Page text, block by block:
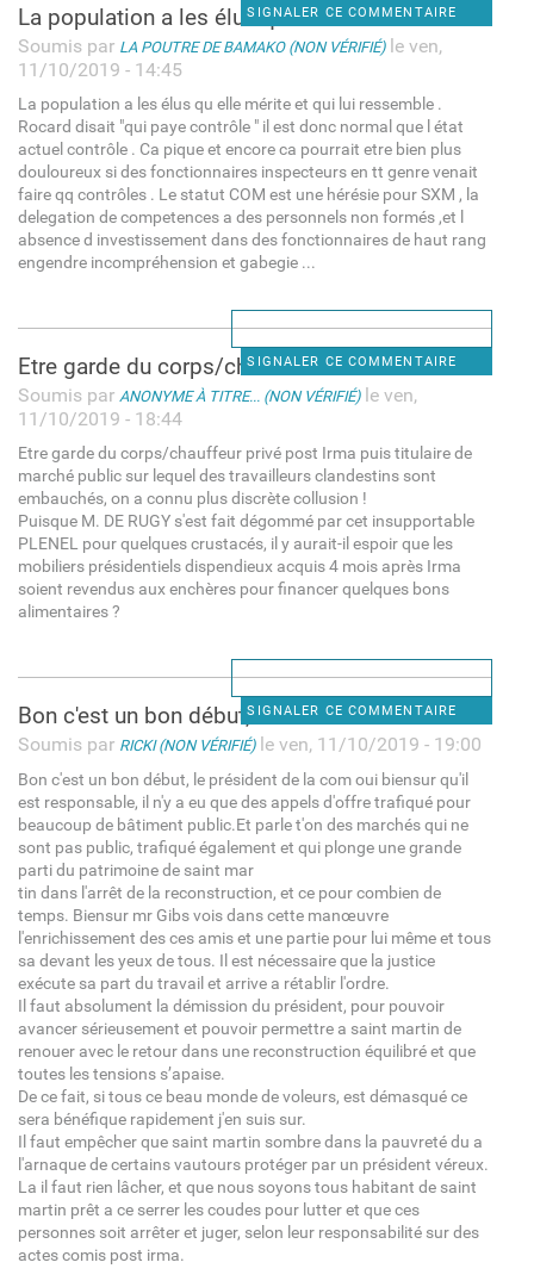
SIGNALER CE COMMENTAIRE
La population a les élus qu
Soumis par LA POUTRE DE BAMAKO (NON VÉRIFIÉ)le ven,
11/10/2019 - 14:45
La population a les élus qu elle mérite et qui lui ressemble .
Rocard disait "qui paye contrôle " il est donc normal que l état
actuel contrôle . Ca pique et encore ca pourrait etre bien plus
douloureux si des fonctionnaires inspecteurs en tt genre venait
faire qq contrôles . Le statut COM est une hérésie pour SXM , la
delegation de competences a des personnels non formés ,et l
absence d investissement dans des fonctionnaires de haut rang
engendre incompréhension et gabegie ...
SIGNALER CE COMMENTAIRE
Etre garde du corps/chauffeur
Soumis par ANONYME À TITRE... (NON VÉRIFIÉ)le ven,
11/10/2019 - 18:44
Etre garde du corps/chauffeur privé post Irma puis titulaire de
marché public sur lequel des travailleurs clandestins sont
embauchés, on a connu plus discrète collusion !
Puisque M. DE RUGY s'est fait dégommé par cet insupportable
PLENEL pour quelques crustacés, il y aurait-il espoir que les
mobiliers présidentiels dispendieux acquis 4 mois après Irma
soient revendus aux enchères pour financer quelques bons
alimentaires ?
SIGNALER CE COMMENTAIRE
Bon c'est un bon début, le
Soumis par RICKI (NON VÉRIFIÉ)le ven, 11/10/2019 - 19:00
Bon c'est un bon début, le président de la com oui biensur qu'il
est responsable, il n'y a eu que des appels d'offre trafiqué pour
beaucoup de bâtiment public.Et parle t'on des marchés qui ne
sont pas public, trafiqué également et qui plonge une grande
parti du patrimoine de saint mar
tin dans l'arrêt de la reconstruction, et ce pour combien de
temps. Biensur mr Gibs vois dans cette manœuvre
l'enrichissement des ces amis et une partie pour lui même et tous
sa devant les yeux de tous. Il est nécessaire que la justice
exécute sa part du travail et arrive a rétablir l'ordre.
Il faut absolument la démission du président, pour pouvoir
avancer sérieusement et pouvoir permettre a saint martin de
renouer avec le retour dans une reconstruction équilibré et que
toutes les tensions s’apaise.
De ce fait, si tous ce beau monde de voleurs, est démasqué ce
sera bénéfique rapidement j'en suis sur.
Il faut empêcher que saint martin sombre dans la pauvreté du a
l'arnaque de certains vautours protéger par un président véreux.
La il faut rien lâcher, et que nous soyons tous habitant de saint
martin prêt a ce serrer les coudes pour lutter et que ces
personnes soit arrêter et juger, selon leur responsabilité sur des
actes comis post irma.